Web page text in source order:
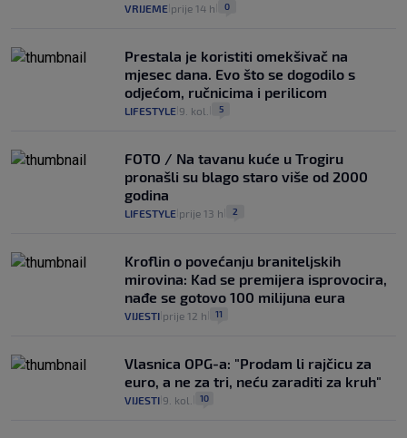
VRIJEME prije 14 h 0
Prestala je koristiti omekšivač na
mjesec dana. Evo što se dogodilo s
odjećom, ručnicima i perilicom
LIFESTYLE 9. kol. 5
FOTO / Na tavanu kuće u Trogiru
pronašli su blago staro više od 2000
godina
LIFESTYLE prije 13 h 2
Kroflin o povećanju braniteljskih
mirovina: Kad se premijera isprovocira,
nađe se gotovo 100 milijuna eura
VIJESTI prije 12 h 11
Vlasnica OPG-a: "Prodam li rajčicu za
euro, a ne za tri, neću zaraditi za kruh"
VIJESTI 9. kol. 10